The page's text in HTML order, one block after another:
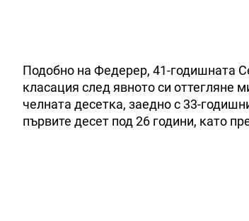
Подобно на Федерер, 41-годишната
класация след явното си оттегляне
челната десетка, заедно с 33-
първите десет под 26 години, като